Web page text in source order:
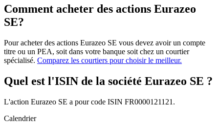
Comment acheter des actions Eurazeo
SE?
Pour acheter des actions Eurazeo SE vous devez avoir un compte
titre ou un PEA, soit dans votre banque soit chez un courtier
spécialisé. Comparez les courtiers pour choisir le meilleur.
Quel est l'ISIN de la société Eurazeo SE ?
L'action Eurazeo SE a pour code ISIN FR0000121121.
Calendrier